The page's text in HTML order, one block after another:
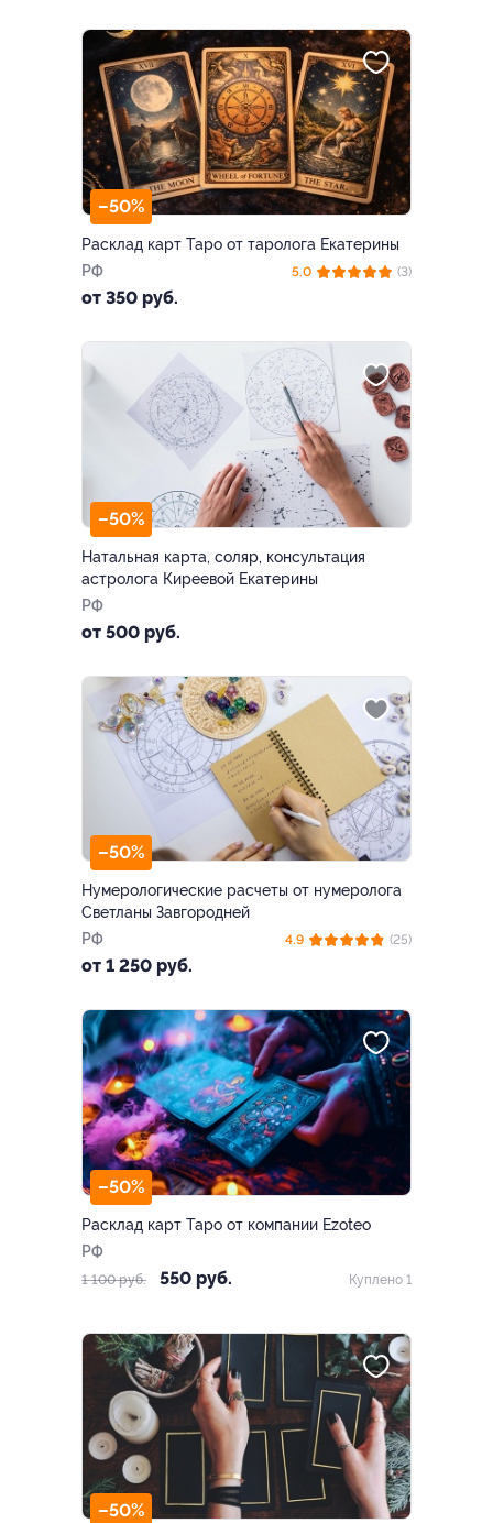
–50%
Расклад карт Таро от таролога Екатерины
РФ
от 350 руб.
5.0 (3)
–50%
Натальная карта, соляр, консультация
астролога Киреевой Екатерины
РФ
от 500 руб.
–50%
Нумерологические расчеты от нумеролога
Светланы Завгородней
РФ
от 1 250 руб.
4.9 (25)
–50%
Расклад карт Таро от компании Ezoteo
РФ
1 100 руб. 550 руб. Куплено 1
–50%